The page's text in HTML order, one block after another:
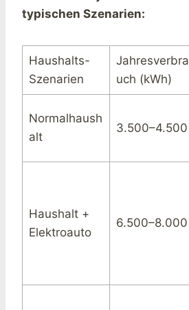
typischen Szenarien:
Haushalts-
Szenarien
Jahresverbra
uch (kWh)
Normalhaush
alt
3.500–4.500
Haushalt +
Elektroauto
6.500–8.000